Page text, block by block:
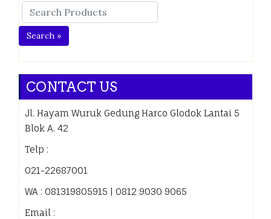
Search »
CONTACT US
Jl. Hayam Wuruk Gedung Harco Glodok Lantai 5
Blok A. 42
Telp :
021-22687001
WA : 081319805915 | 0812 9030 9065
Email :